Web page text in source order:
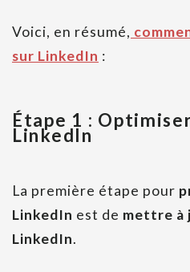
Voici, en résumé,
sur LinkedIn :
Étape 1 :
LinkedIn
La première étape pour
LinkedIn est de mettre à
LinkedIn.